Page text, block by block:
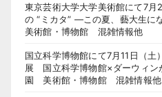
東京芸術大学大学美術館にて7
の “ミカタ” ―この夏、藝大生
美術館・博物館 混雑情報他
国立科学博物館にて7月11日（土
展 国立科学博物館×ダーウィ
園 美術館・博物館 混雑情報他